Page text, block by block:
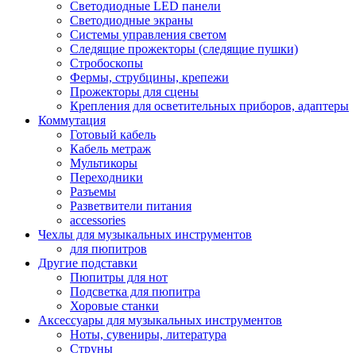
Светодиодные LED панели
Светодиодные экраны
Системы управления светом
Следящие прожекторы (следящие пушки)
Стробоскопы
Фермы, струбцины, крепежи
Прожекторы для сцены
Крепления для осветительных приборов, адаптеры
Коммутация
Готовый кабель
Кабель метраж
Мультикоры
Переходники
Разъемы
Разветвители питания
accessories
Чехлы для музыкальных инструментов
для пюпитров
Другие подставки
Пюпитры для нот
Подсветка для пюпитра
Хоровые станки
Аксессуары для музыкальных инструментов
Ноты, сувениры, литература
Струны